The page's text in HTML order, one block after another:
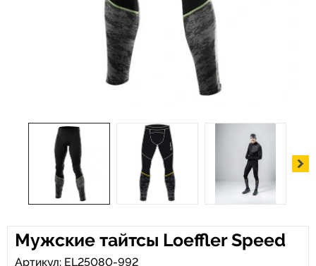
Мужские тайтсы Loeffler Speed
Артикул: EL25080-992